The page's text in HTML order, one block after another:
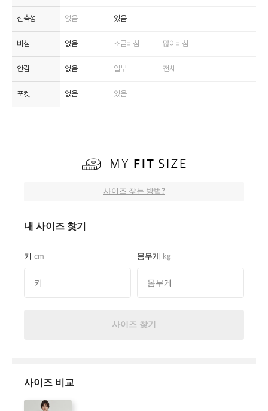
신축성 없음 있음
비침 없음 조금비침 많이비침
안감 없음 일부 전체
포켓 없음 있음